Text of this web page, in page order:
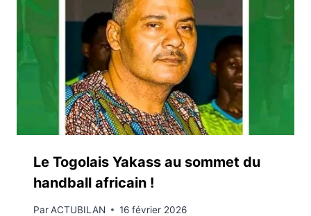
Le Togolais Yakass au sommet du
handball africain !
ParACTUBILAN 16 février 2026